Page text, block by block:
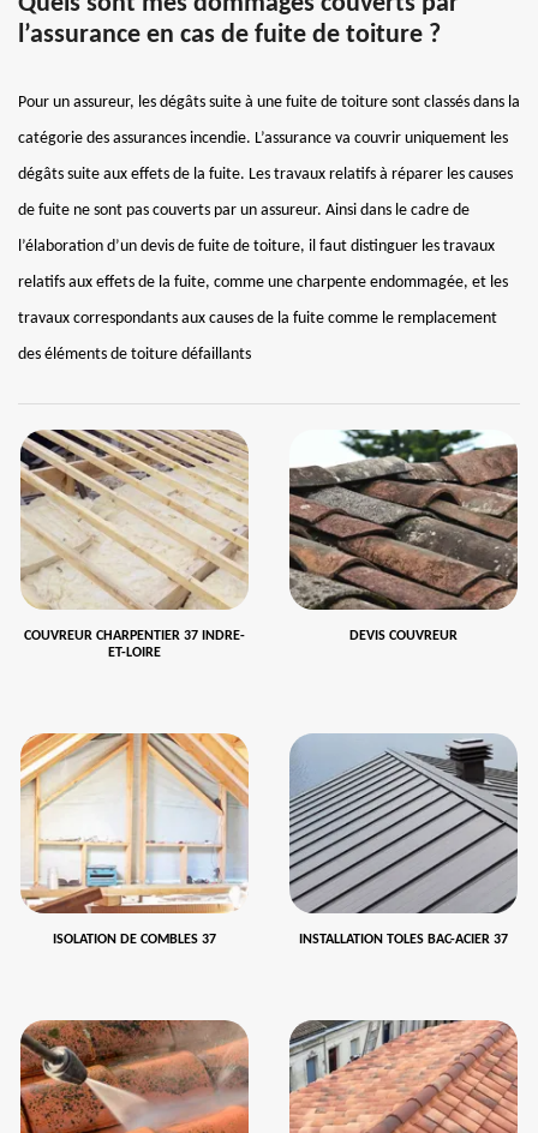
l’assurance en cas de fuite de toiture ?
Pour un assureur, les dégâts suite à une fuite de toiture sont classés dans la
catégorie des assurances incendie. L’assurance va couvrir uniquement les
dégâts suite aux effets de la fuite. Les travaux relatifs à réparer les causes
de fuite ne sont pas couverts par un assureur. Ainsi dans le cadre de
l’élaboration d’un devis de fuite de toiture, il faut distinguer les travaux
relatifs aux effets de la fuite, comme une charpente endommagée, et les
travaux correspondants aux causes de la fuite comme le remplacement
des éléments de toiture défaillants
COUVREUR CHARPENTIER 37 INDRE-
ET-LOIRE
DEVIS COUVREUR
ISOLATION DE COMBLES 37 INSTALLATION TOLES BAC-ACIER 37